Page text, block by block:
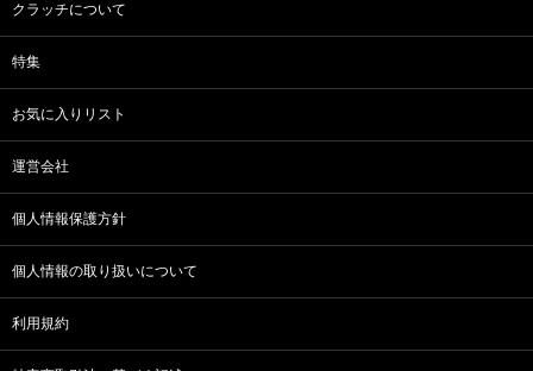
クラッチについて
特集
お気に入りリスト
運営会社
個人情報保護方針
個人情報の取り扱いについて
利用規約